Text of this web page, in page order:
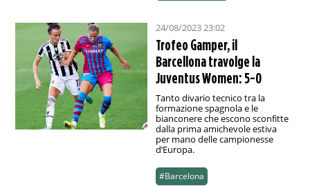
24/08/2023 23:02
Trofeo Gamper, il
Barcellona travolge la
Juventus Women: 5-0
Tanto divario tecnico tra la
formazione spagnola e le
bianconere che escono sconfitte
dalla prima amichevole estiva
per mano delle campionesse
d’Europa.
#Barcelona